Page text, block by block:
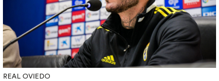
REAL OVIEDO